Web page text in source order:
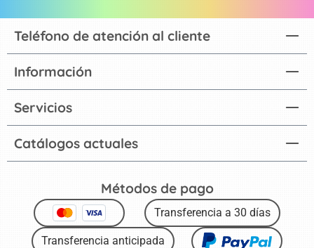
Catálogos actuales
Teléfono de atención al cliente
Información
Servicios
Métodos de pago
Transferencia a 30 días
Transferencia anticipada